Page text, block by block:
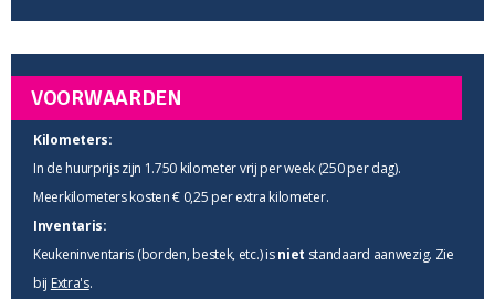
VOORWAARDEN
Kilometers:
In de huurprijs zijn 1.750 kilometer vrij per week (250 per dag).
Meerkilometers kosten € 0,25 per extra kilometer.
Inventaris:
Keukeninventaris (borden, bestek, etc.) isniet standaard aanwezig. Zie
bij Extra's.